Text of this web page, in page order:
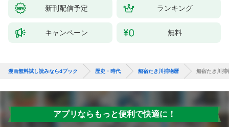
新刊配信予定 ランキング
キャンペーン 無料
漫画無料試し読みならdブック 歴史・時代 船宿たき川捕物暦 船宿たき川捕
アプリならもっと便利で快適に！